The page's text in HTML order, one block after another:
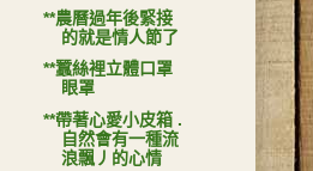
**農曆過年後緊接
的就是情人節了
**蠶絲裡立體口罩
眼罩
**帶著心愛小皮箱 .
自然會有一種流
浪飄丿的心情